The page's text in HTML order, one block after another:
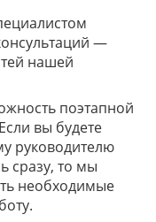
—
нашей
поэтапной
вы будете
руководителю
сразу, то мы
необходимые